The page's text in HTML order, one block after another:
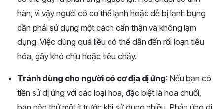
hàn, vì vậy người có cơ thể lạnh hoặc dễ bị lạnh bụng
cần phải sử dụng một cách cẩn thận và không lạm
dụng. Việc dùng quá liều có thể dẫn đến rối loạn tiêu
hóa, gây khó chịu hoặc tiêu chảy.
Tránh dùng cho người có cơ địa dị ứng: Nếu bạn có
tiền sử dị ứng với các loại hoa, đặc biệt là hoa chuối,